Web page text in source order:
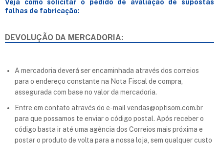
Veja como solicitar o pedido de avaliação de supostas
falhas de fabricação:
DEVOLUÇÃO DA MERCADORIA:
A mercadoria deverá ser encaminhada através dos correios
para o endereço constante na Nota Fiscal de compra,
assegurada com base no valor da mercadoria.
Entre em contato através do e-mailvendas@optisom.com.br
para que possamos te enviar o código postal. Após receber o
código basta ir até uma agência dos Correios mais próxima e
postar o produto de volta para a nossa loja, sem qualquer custo